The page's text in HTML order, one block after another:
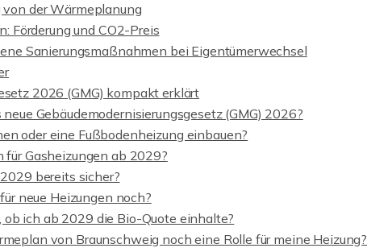
der Wärmeplanung
Förderung und CO2-Preis
Sanierungsmaßnahmen bei Eigentümerwechsel
2026 (GMG) kompakt erklärt
Gebäudemodernisierungsgesetz (GMG) 2026?
oder eine Fußbodenheizung einbauen?
Gasheizungen ab 2029?
bereits sicher?
neue Heizungen noch?
ich ab 2029 die Bio-Quote einhalte?
von Braunschweig noch eine Rolle für meine Heizung?